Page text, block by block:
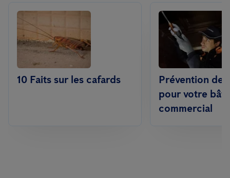
10 Faits sur les cafards
Prévention
pour votre
commercial